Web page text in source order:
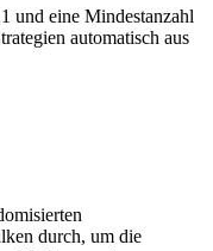
und eine Mindestanzahl
automatisch aus
durch, um die